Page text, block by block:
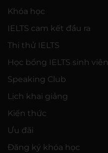
Khóa học
IELTS cam kết đầu ra
Thi thử IELTS
Học bổng IELTS sinh viên
Speaking Club
Lịch khai giảng
Kiến thức
Ưu đãi
Đăng ký khóa học